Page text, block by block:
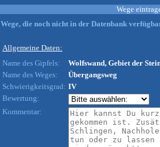
Wege
Wege, die noch nicht in der Datenbank
Allgemeine Daten:
Name des Gipfels:
Wolfswand, Gebiet der
Name des Weges:
Übergangsweg
Schwierigkeitsgrad: IV
Bewertung:
Kommentar: